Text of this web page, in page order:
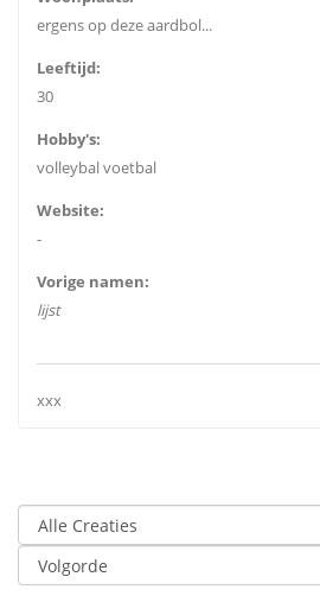
ergens op deze aardbol...
Leeftijd:
30
Hobby's:
volleybal voetbal
Website:
-
Vorige namen:
lijst
xxx